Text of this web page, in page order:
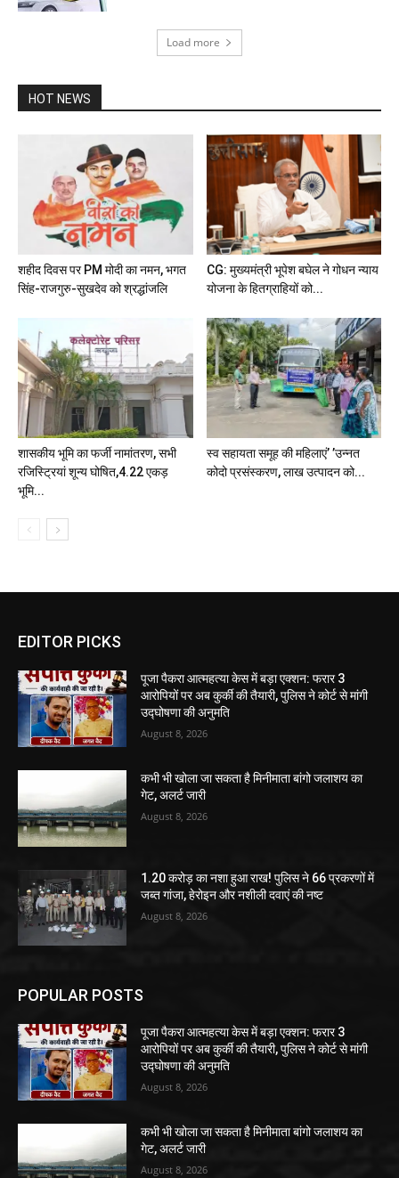
Load more
HOT NEWS
शहीद दिवस पर PM मोदी का नमन, भगत
सिंह-राजगुरु-सुखदेव को श्रद्धांजलि
CG: मुख्यमंत्री भूपेश बघेल ने गोधन न्याय
योजना के हितग्राहियों को...
शासकीय भूमि का फर्जी नामांतरण, सभी
रजिस्ट्रियां शून्य घोषित,4.22 एकड़
भूमि...
स्व सहायता समूह की महिलाएं’ ’उन्नत
कोदो प्रसंस्करण, लाख उत्पादन को...
EDITOR PICKS
पूजा पैकरा आत्महत्या केस में बड़ा एक्शन: फरार 3
आरोपियों पर अब कुर्की की तैयारी, पुलिस ने कोर्ट से मांगी
उद्घोषणा की अनुमति
August 8, 2026
कभी भी खोला जा सकता है मिनीमाता बांगो जलाशय का
गेट, अलर्ट जारी
August 8, 2026
1.20 करोड़ का नशा हुआ राख! पुलिस ने 66 प्रकरणों में
जब्त गांजा, हेरोइन और नशीली दवाएं की नष्ट
August 8, 2026
POPULAR POSTS
पूजा पैकरा आत्महत्या केस में बड़ा एक्शन: फरार 3
आरोपियों पर अब कुर्की की तैयारी, पुलिस ने कोर्ट से मांगी
उद्घोषणा की अनुमति
August 8, 2026
कभी भी खोला जा सकता है मिनीमाता बांगो जलाशय का
गेट, अलर्ट जारी
August 8, 2026